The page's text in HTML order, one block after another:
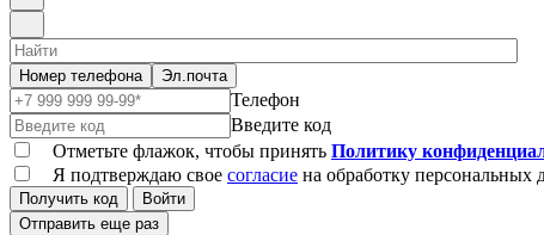
Номер телефона Эл.почта
Телефон
Введите код
Отметьте флажок, чтобы принять Политику
Я подтверждаю свое согласие на обработку персональных
Получить код
Войти
Отправить еще раз